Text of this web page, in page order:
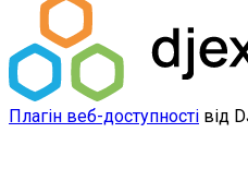
Плагін веб-доступності від